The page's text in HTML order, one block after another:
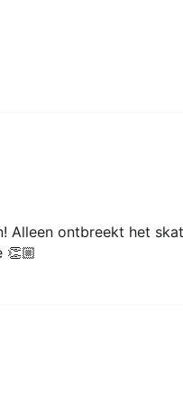
Alleen ontbreekt het
👏🏼